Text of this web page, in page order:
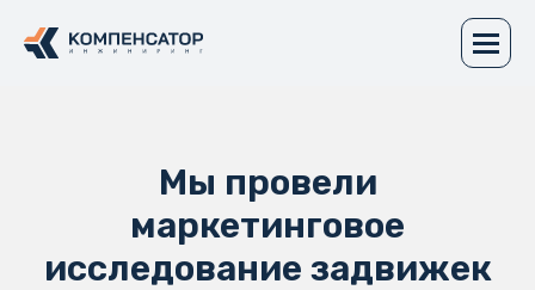
Мы провели
маркетинговое
исследование задвижек